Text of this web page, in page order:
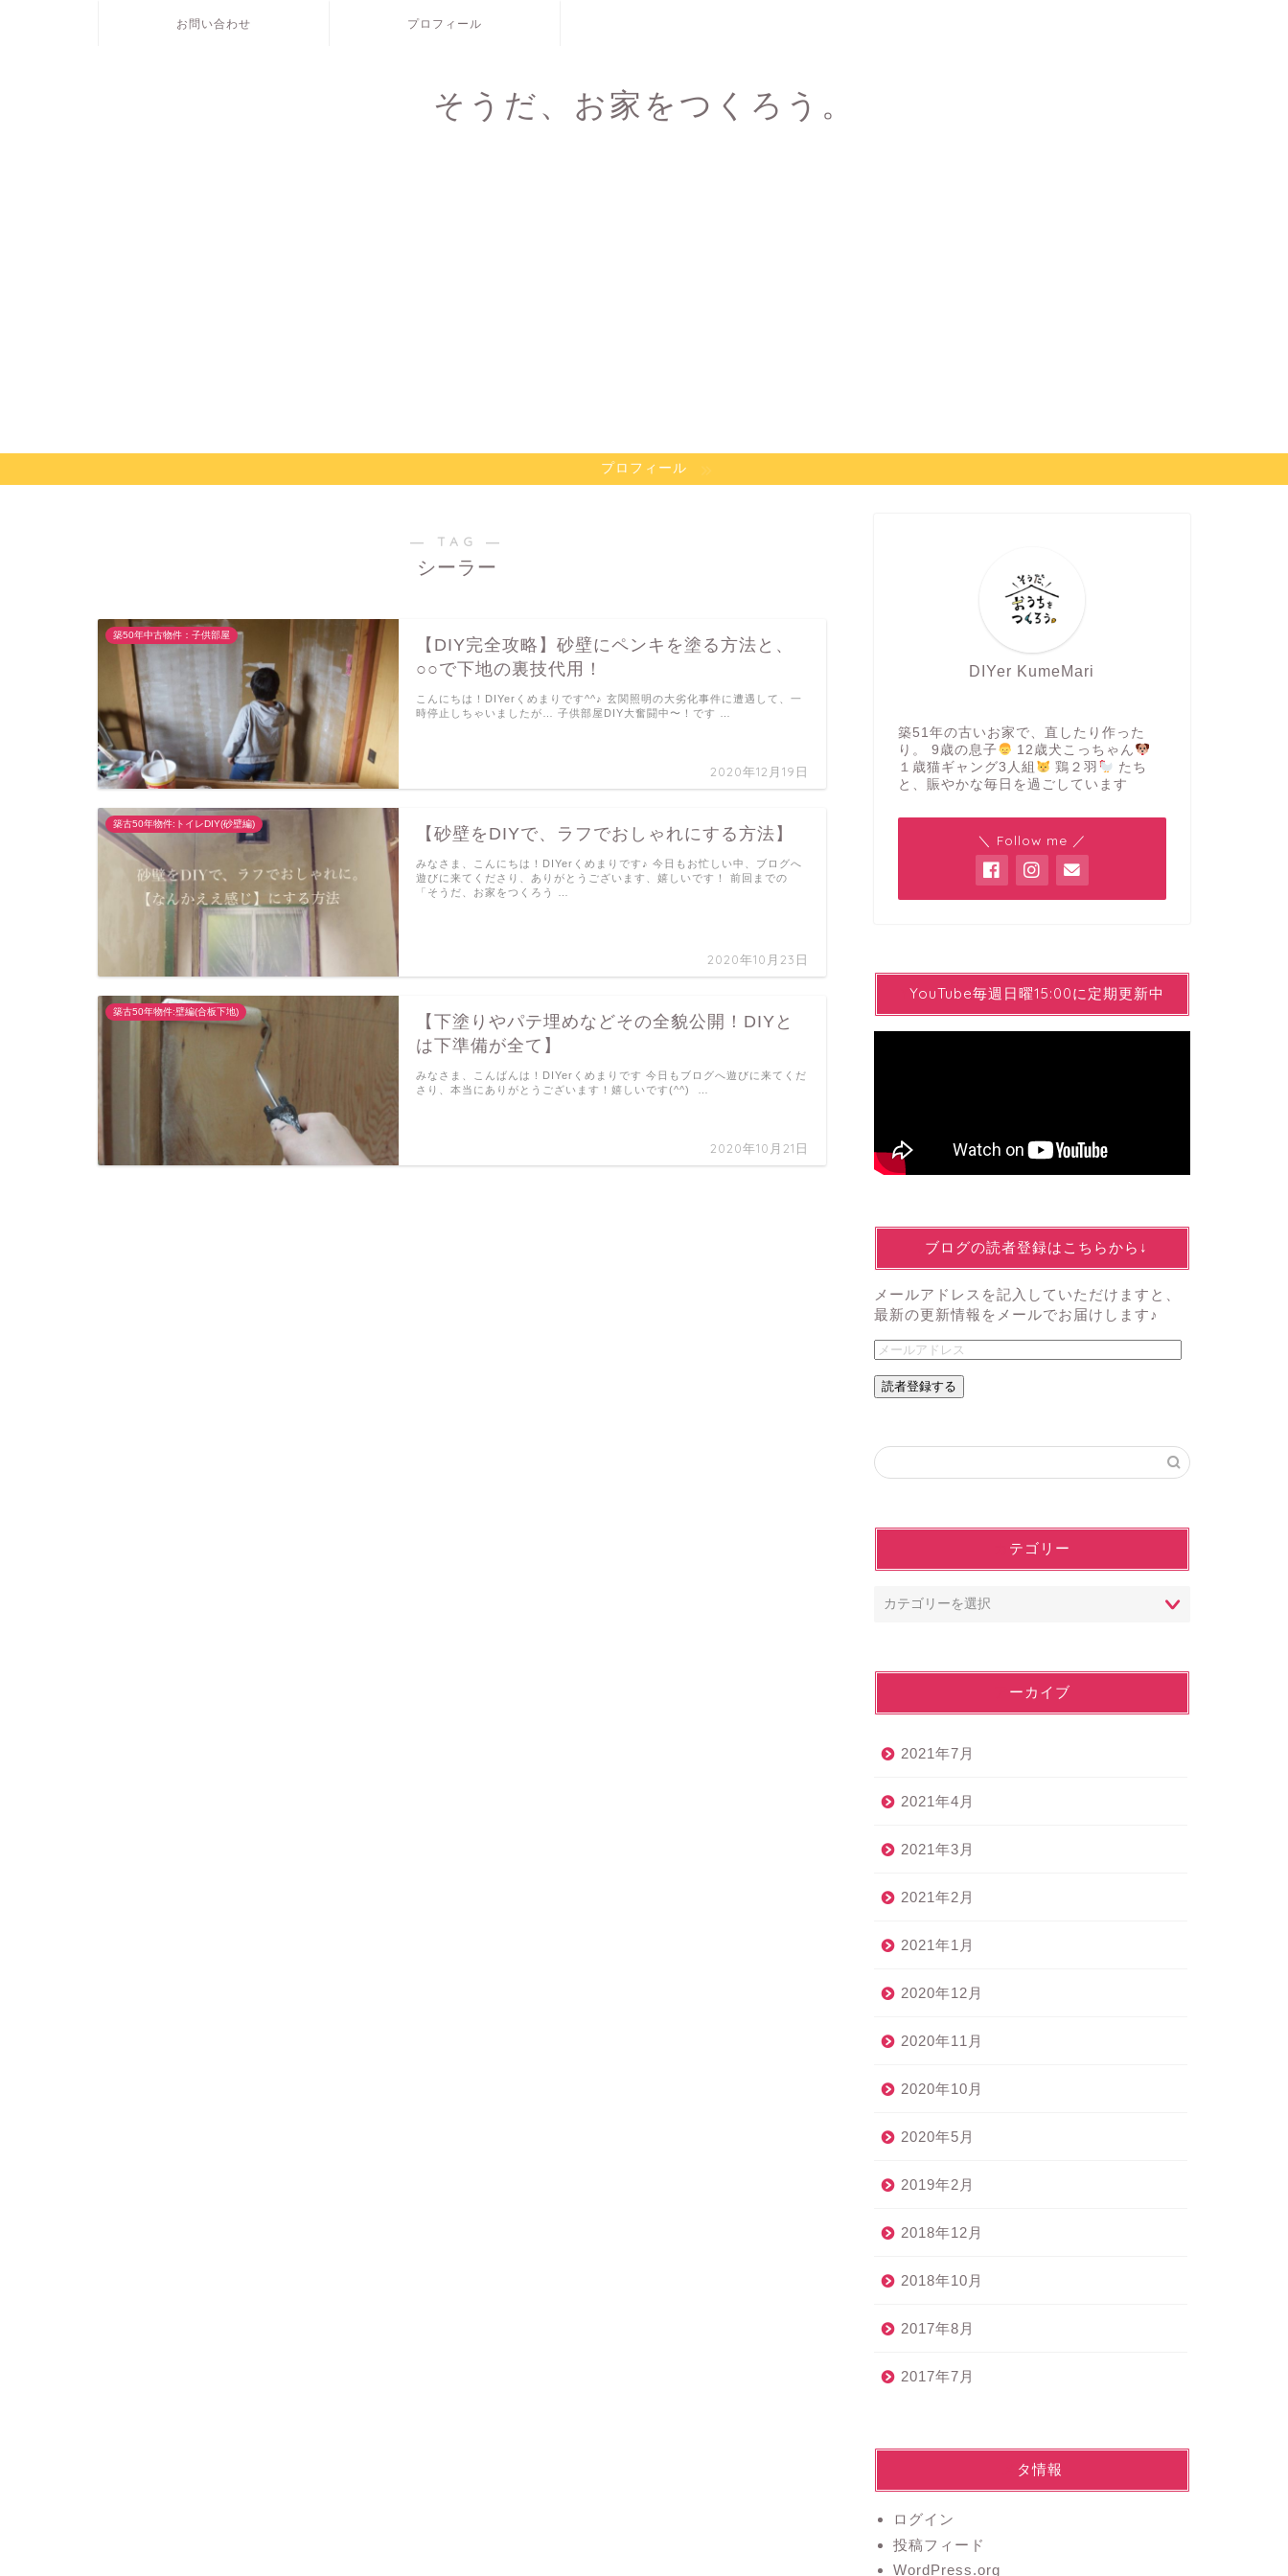
お問い合わせ プロフィール
そうだ、お家をつくろう。
プロフィール
― TAG ―
シーラー
築50年中古物件：子供部屋
【DIY完全攻略】砂壁にペンキを塗る方法と、
○○で下地の裏技代用！
2020年12月19日
こんにちは！DIYerくめまりです^^♪ 玄関照明の大劣化事件に遭遇して、一
時停止しちゃいましたが… 子供部屋DIY大奮闘中〜！です …
築古50年物件:トイレDIY(砂壁編)
【砂壁をDIYで、ラフでおしゃれにする方法】
2020年10月23日
みなさま、こんにちは！DIYerくめまりです♪ 今日もお忙しい中、ブログへ
遊びに来てくださり、ありがとうございます、嬉しいです！ 前回までの
「そうだ、お家をつくろう …
築古50年物件:壁編(合板下地)
【下塗りやパテ埋めなどその全貌公開！DIYと
は下準備が全て】
2020年10月21日
みなさま、こんばんは！DIYerくめまりです 今日もブログへ遊びに来てくだ
さり、本当にありがとうございます！嬉しいです(^^) …
DIYer KumeMari
築51年の古いお家で、直したり作った
り。 9歳の息子
12歳犬こっちゃん
１歳猫ギャング3人組
鶏２羽
たち
と、賑やかな毎日を過ごしています
＼ Follow me ／
YYouTube毎週日曜15:00に定期更新中
↓ブログの読者登録はこちらから↓
メールアドレスを記入していただけますと、
最新の更新情報をメールでお届けします♪
読者登録する
カテゴリー
アーカイブ
2021年7月
2021年4月
2021年3月
2021年2月
2021年1月
2020年12月
2020年11月
2020年10月
2020年5月
2019年2月
2018年12月
2018年10月
2017年8月
2017年7月
メタ情報
ログイン
投稿フィード
WordPress.org